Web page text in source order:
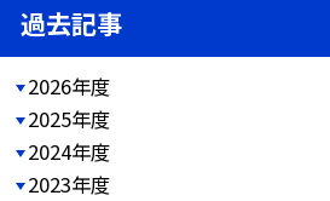
過去記事
2026年度
2025年度
2024年度
2023年度